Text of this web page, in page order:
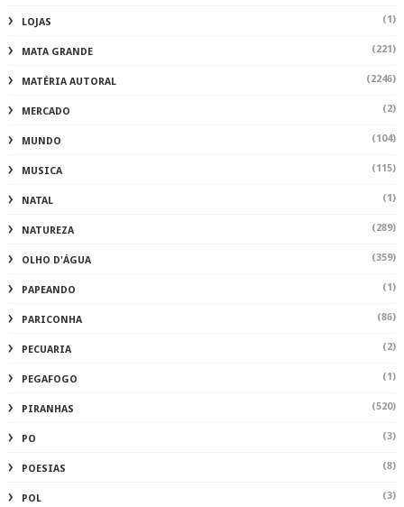
LOJAS (1)
MATA GRANDE (221)
MATÉRIA AUTORAL (2246)
MERCADO (2)
MUNDO (104)
MUSICA (115)
NATAL (1)
NATUREZA (289)
OLHO D'ÁGUA (359)
PAPEANDO (1)
PARICONHA (86)
PECUARIA (2)
PEGAFOGO (1)
PIRANHAS (520)
PO (3)
POESIAS (8)
POL (3)